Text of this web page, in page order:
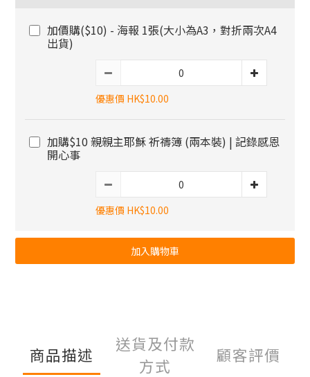
加價購($10) - 海報 1張(大小為A3，對折兩次A4
出貨)
優惠價 HK$10.00
加購$10 親親主耶穌 祈禱簿 (兩本裝) | 記錄感恩
開心事
優惠價 HK$10.00
加入購物車
商品描述
送貨及付款
方式
顧客評價